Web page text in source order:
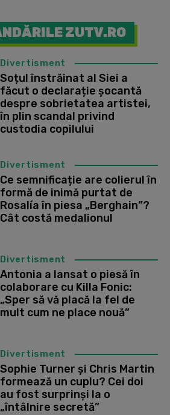
ZUTV.RO
Divertisment
Soțul înstrăinat al Siei a
făcut o declarație șocantă
despre sobrietatea artistei,
în plin scandal privind
custodia copilului
Divertisment
Ce semnificație are colierul în
formă de inimă purtat de
Rosalía în piesa „Berghain”?
Cât costă medalionul
Divertisment
Antonia a lansat o piesă în
colaborare cu Killa Fonic:
„Sper să vă placă la fel de
mult cum ne place nouă”
Divertisment
Sophie Turner și Chris Martin
formează un cuplu? Cei doi
au fost surprinși la o
„întâlnire secretă”